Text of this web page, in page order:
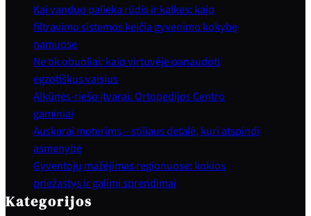
Kai vanduo palieka rūdis ir kalkes: kaip
filtravimo sistemos keičia gyvenimo kokybę
namuose
Ne tik obuoliai: kaip virtuvėje panaudoti
egzotiškus vaisius
Alkūnės-riešo įtvarai. Ortopedijos Centro
gaminiai
Auskarai moterims – stiliaus detalė, kuri atspindi
asmenybę
Gyventojų mažėjimas regionuose: kokios
priežastys ir galimi sprendimai
Kategorijos